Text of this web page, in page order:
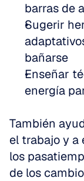
barras de
Sugerir
bañarse
Enseñar
energía
También
el trabajo y a
los
de los